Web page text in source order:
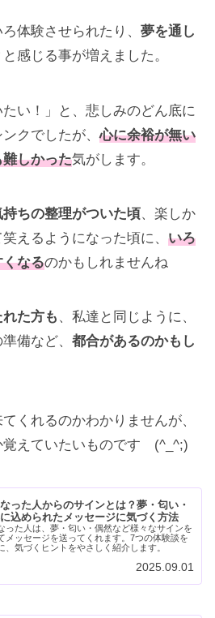
体験させられたり、 夢を通し
と感じる事が増えました。
たい！」と、悲しみのどん底に
クでしたが、心に余裕が無い
しかった気がします。
持ちの整理がついた頃、楽しか
えるようになった頃に、 いろ
なるのかもしれませんね
た方も 、私達と同じように、
備など、 都合があるのかもし
くれるのかわかりませんが、
覚えていたいものです (^_^;)
った人からのサインとは？夢・匂い・
込められたメッセージに気づく方法
った人は、夢・匂い・偶然など様々なサインを
メッセージを送ってくれます。7つの体験談を
、気づくヒントをやさしく紹介します。
2025.09.01